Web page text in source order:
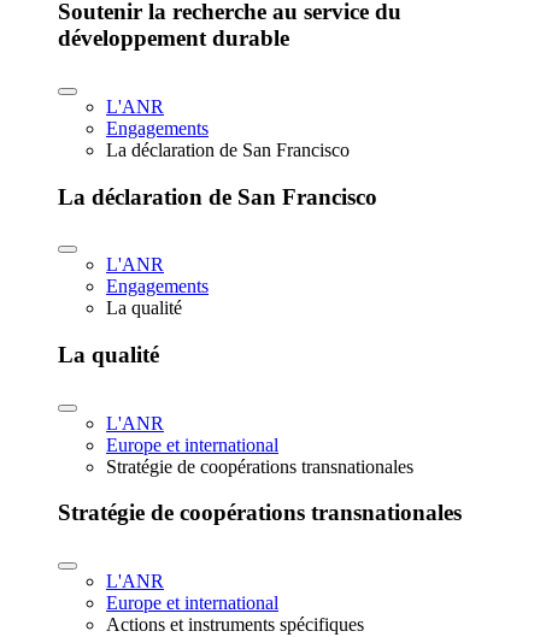
Soutenir la recherche au service du
développement durable
L'ANR
Engagements
La déclaration de San Francisco
La déclaration de San Francisco
L'ANR
Engagements
La qualité
La qualité
L'ANR
Europe et international
Stratégie de coopérations transnationales
Stratégie de coopérations transnationales
L'ANR
Europe et international
Actions et instruments spécifiques